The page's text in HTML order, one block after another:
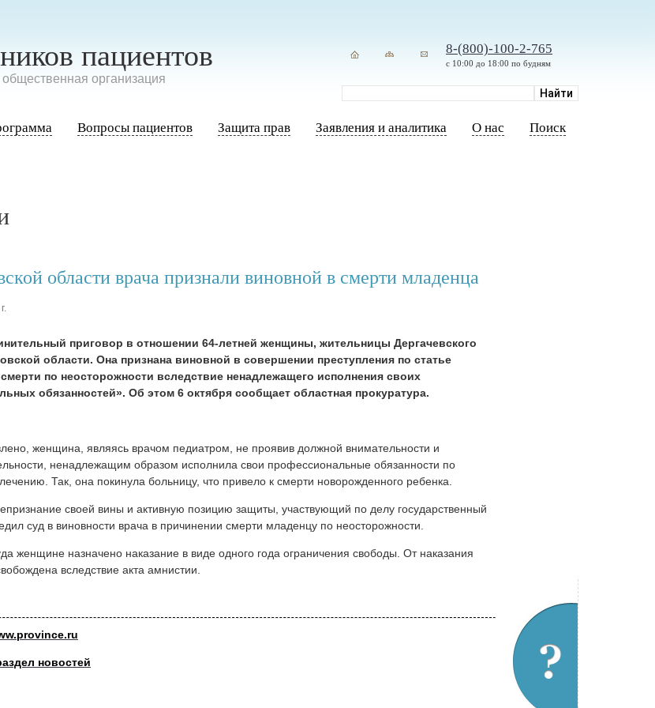
пациентов
организация
8-(800)-100-2-765
с 10:00 до 18:00 по будням
Вопросы пациентов Защита прав Заявления и аналитика О нас Поиск
области врача признали виновной в смерти младенца
приговор в отношении 64-летней женщины, жительницы Дергачевского
области. Она признана виновной в совершении преступления по статье
по неосторожности вследствие ненадлежащего исполнения своих
обязанностей». Об этом 6 октября сообщает областная прокуратура.
женщина, являясь врачом педиатром, не проявив должной внимательности и
ненадлежащим образом исполнила свои профессиональные обязанности по
Так, она покинула больницу, что привело к смерти новорожденного ребенка.
своей вины и активную позицию защиты, участвующий по делу государственный
суд в виновности врача в причинении смерти младенцу по неосторожности.
женщине назначено наказание в виде одного года ограничения свободы. От наказания
вследствие акта амнистии.
новостей